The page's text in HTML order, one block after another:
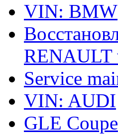
VIN: BMW
RENAULT
Service
VIN: AUDI
GLE Coupe